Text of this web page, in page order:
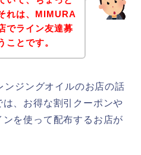
れは、MIMURA
でライン友達募
ことです。
ンジングオイルのお店の話
、お得な割引クーポンや
を使って配布するお店が